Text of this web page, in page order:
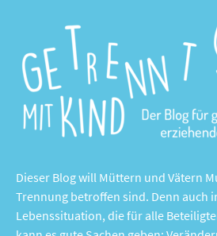
Dieser Blog will Müttern und Vätern
Trennung betroffen sind. Denn auch
Lebenssituation, die für alle